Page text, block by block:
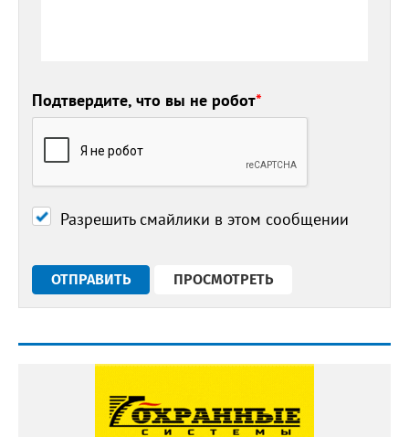
Подтвердите, что вы не робот*
Разрешить смайлики в этом сообщении